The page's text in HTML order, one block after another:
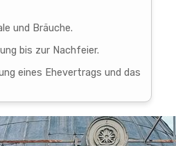
und Bräuche.
bis zur Nachfeier.
eines Ehevertrags und das